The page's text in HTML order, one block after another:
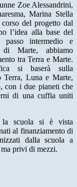
Zoe Alessandrini,
Marina Stella
del progetto dal
l’idea alla base del
passo intermedio e
Marte, abbiamo
tra Terra e Marte.
si baserà sulla
Terra, Luna e Marte,
con i due pianeti che
di una cuffia uniti
la scuola si è vista
al finanziamento di
dalla scuola a
privi di mezzi.